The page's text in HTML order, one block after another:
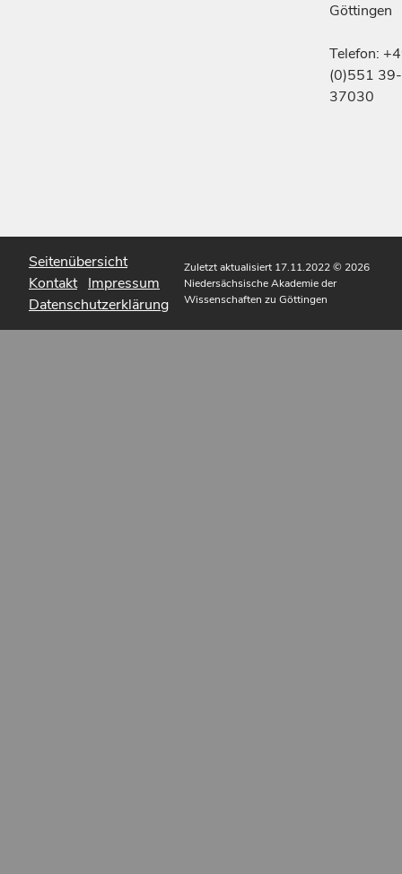
Göttingen
Telefon:
(0)551 39-
37030
Seitenübersicht
Kontakt Impressum
Datenschutzerklärung
Zuletzt aktualisiert 17.11.2022© 2026
Niedersächsische Akademie der
Wissenschaften zu Göttingen